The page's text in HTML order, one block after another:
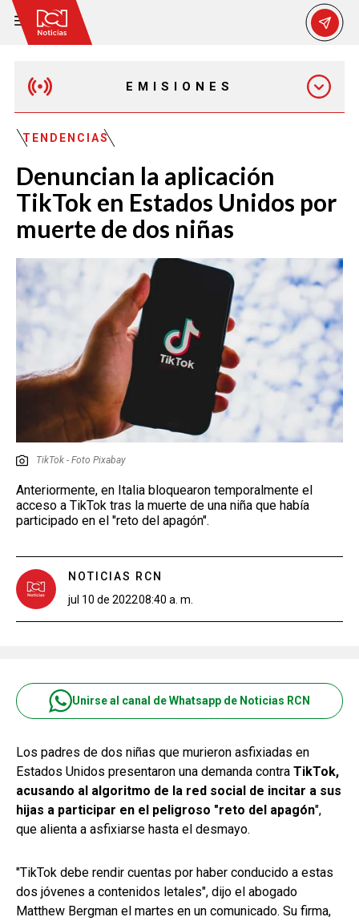
EMISIONES
MAÑANA EXPRESS
EMISIÓN 12:30 PM
EMISIÓN 7:00 PM
EMISIÓN 11:30 PM
TENDENCIAS
Denuncian la aplicación
TikTok en Estados Unidos por
muerte de dos niñas
TikTok - Foto Pixabay
Anteriormente, en Italia bloquearon temporalmente el
acceso a TikTok tras la muerte de una niña que había
participado en el "reto del apagón".
NOTICIAS RCN
jul 10 de 202208:40 a. m.
Unirse al canal de Whatsapp de Noticias RCN
Los padres de dos niñas que murieron asfixiadas en
Estados Unidos presentaron una demanda contra TikTok,
acusando al algoritmo de la red social de incitar a sus
hijas a participar en el peligroso "reto del apagón",
que alienta a asfixiarse hasta el desmayo.
"TikTok debe rendir cuentas por haber conducido a estas
dos jóvenes a contenidos letales", dijo el abogado
Matthew Bergman el martes en un comunicado. Su firma,